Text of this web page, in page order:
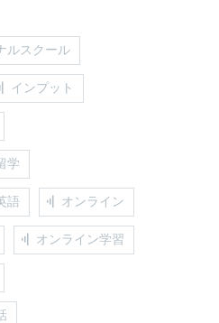
ルスクール
インプット
学
語 オンライン
オンライン学習